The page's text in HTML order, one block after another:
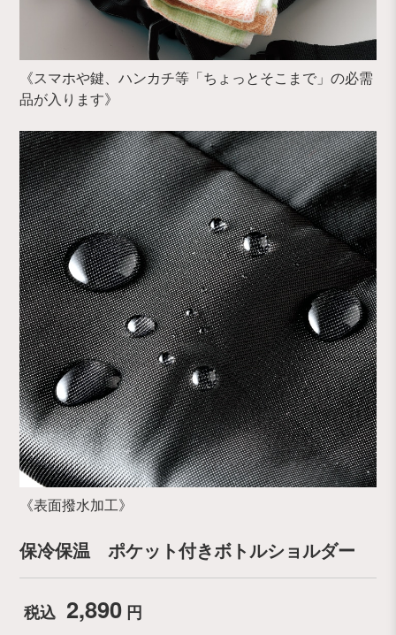
《スマホや鍵、ハンカチ等「ちょっとそこまで」の必需
品が入ります》
《表面撥水加工》
保冷保温 ポケット付きボトルショルダー
税込 2,890 円